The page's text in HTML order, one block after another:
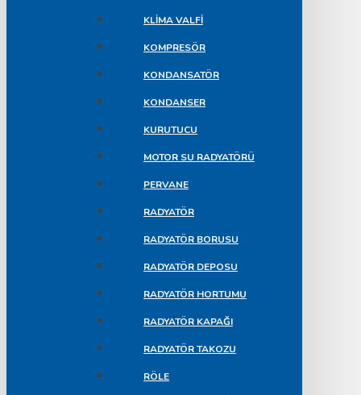
KLIMA VALFI
KOMPRESÖR
KONDANSATÖR
KONDANSER
KURUTUCU
MOTOR SU RADYATÖRÜ
PERVANE
RADYATÖR
RADYATÖR BORUSU
RADYATÖR DEPOSU
RADYATÖR HORTUMU
RADYATÖR KAPAĞI
RADYATÖR TAKOZU
RÖLE